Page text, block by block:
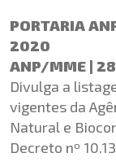
PORTARIA
2020
ANP/MME |
Divulga a
vigentes da
Natural e
Decreto nº